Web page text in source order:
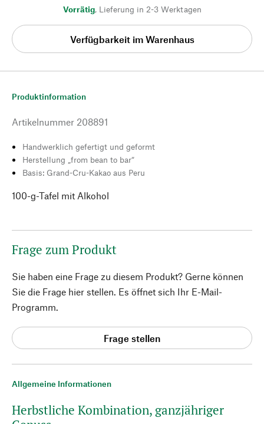
Vorrätig, Lieferung in 2-3 Werktagen
Verfügbarkeit im Warenhaus
Allgemeine Informationen
Herbstliche Kombination, ganzjähriger
Produktinformation
Artikelnummer 208891
Handwerklich gefertigt und geformt
Herstellung „from bean to bar“
Basis: Grand-Cru-Kakao aus Peru
100-g-Tafel mit Alkohol
Frage zum Produkt
Sie haben eine Frage zu diesem Produkt? Gerne können
Sie die Frage hier stellen. Es öffnet sich Ihr E-Mail-
Programm.
Frage stellen